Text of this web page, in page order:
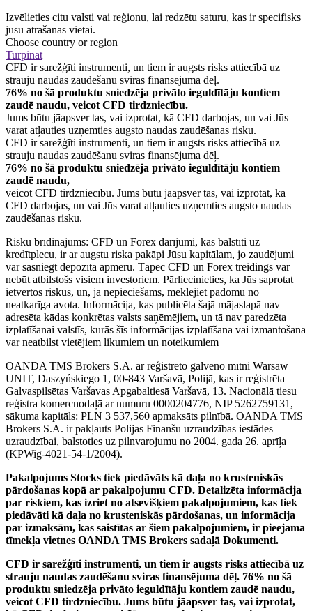
Izvēlieties citu valsti vai reģionu, lai redzētu saturu, kas ir specifisks
jūsu atrašanās vietai.
Choose country or region
Turpināt
CFD ir sarežģīti instrumenti, un tiem ir augsts risks attiecībā uz
strauju naudas zaudēšanu sviras finansējuma dēļ.
76% no šā produktu sniedzēja privāto ieguldītāju kontiem
zaudē naudu, veicot CFD tirdzniecību.
Jums būtu jāapsver tas, vai izprotat, kā CFD darbojas, un vai Jūs
varat atļauties uzņemties augsto naudas zaudēšanas risku.
CFD ir sarežģīti instrumenti, un tiem ir augsts risks attiecībā uz
strauju naudas zaudēšanu sviras finansējuma dēļ.
76% no šā produktu sniedzēja privāto ieguldītāju kontiem
zaudē naudu,
veicot CFD tirdzniecību. Jums būtu jāapsver tas, vai izprotat, kā
CFD darbojas, un vai Jūs varat atļauties uzņemties augsto naudas
zaudēšanas risku.
Risku brīdinājums: CFD un Forex darījumi, kas balstīti uz
kredītplecu, ir ar augstu riska pakāpi Jūsu kapitālam, jo zaudējumi
var sasniegt depozīta apmēru. Tāpēc CFD un Forex treidings var
nebūt atbilstošs visiem investoriem. Pārliecinieties, ka Jūs saprotat
ietvertos riskus, un, ja nepieciešams, meklējiet padomu no
neatkarīga avota. Informācija, kas publicēta šajā mājaslapā nav
adresēta kādas konkrētas valsts saņēmējiem, un tā nav paredzēta
izplatīšanai valstīs, kurās šīs informācijas izplatīšana vai izmantošana
var neatbilst vietējiem likumiem un noteikumiem
OANDA TMS Brokers S.A. ar reģistrēto galveno mītni Warsaw
UNIT, Daszyńskiego 1, 00-843 Varšavā, Polijā, kas ir reģistrēta
Galvaspilsētas Varšavas Apgabaltiesā Varšavā, 13. Nacionālā tiesu
reģistra komercnodaļā ar numuru 0000204776, NIP 5262759131,
sākuma kapitāls: PLN 3 537,560 apmaksāts pilnībā. OANDA TMS
Brokers S.A. ir pakļauts Polijas Finanšu uzraudzības iestādes
uzraudzībai, balstoties uz pilnvarojumu no 2004. gada 26. aprīļa
(KPWig-4021-54-1/2004).
Pakalpojums Stocks tiek piedāvāts kā daļa no krusteniskās
pārdošanas kopā ar pakalpojumu CFD. Detalizēta informācija
par riskiem, kas izriet no atsevišķiem pakalpojumiem, kas tiek
piedāvāti kā daļa no krusteniskās pārdošanas, un informācija
par izmaksām, kas saistītas ar šiem pakalpojumiem, ir pieejama
tīmekļa vietnes OANDA TMS Brokers sadaļā Dokumenti.
CFD ir sarežģīti instrumenti, un tiem ir augsts risks attiecībā uz
strauju naudas zaudēšanu sviras finansējuma dēļ. 76% no šā
produktu sniedzēja privāto ieguldītāju kontiem zaudē naudu,
veicot CFD tirdzniecību. Jums būtu jāapsver tas, vai izprotat,